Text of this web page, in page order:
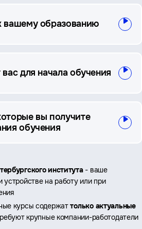
вашему образованию
для начала обучения
вы получите
обучения
института- ваше
на работу или при
курсы содержаттолько актуальные
крупные компании-работодатели